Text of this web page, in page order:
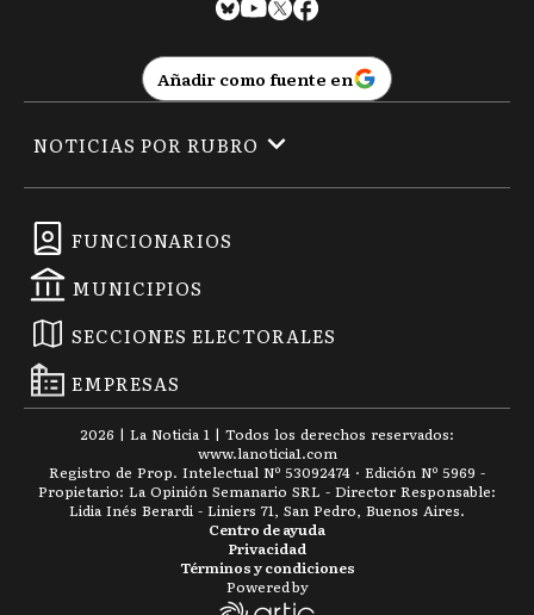
Añadir como fuente en
FUNCIONARIOS
MUNICIPIOS
SECCIONES ELECTORALES
EMPRESAS
NOTICIAS POR RUBRO
2026 | La Noticia 1 | Todos los derechos reservados:
www.lanoticia1.com
Registro de Prop. Intelectual Nº 53092474 · Edición Nº 5969 -
Propietario: La Opinión Semanario SRL - Director Responsable:
Lidia Inés Berardi - Liniers 71, San Pedro, Buenos Aires.
Términos y condiciones
Privacidad
Centro de ayuda
Powered by